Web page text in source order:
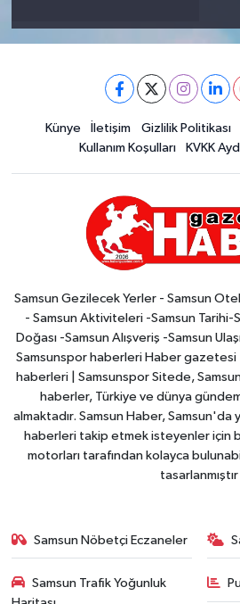
Künye İletişim Gizlilik Politikası
Kullanım Koşulları
KVKK
Samsun Gezilecek Yerler - Samsun
- Samsun Aktiviteleri -Samsun Tarihi-
Doğası -Samsun Alışveriş -Samsun
Samsunspor haberleri Haber gazetesi
haberleri | Samsunspor Sitede,
haberler, Türkiye ve dünya
almaktadır. Samsun Haber, Samsun'da
haberleri takip etmek isteyenler için
motorları tarafından kolayca
tasarlanmıştır
Samsun Nöbetçi Eczaneler
Samsun Trafik Yoğunluk